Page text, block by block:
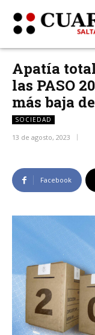
Apatía
las PASO
más baja
SOCIEDAD
13 de agosto, 2023
Facebook